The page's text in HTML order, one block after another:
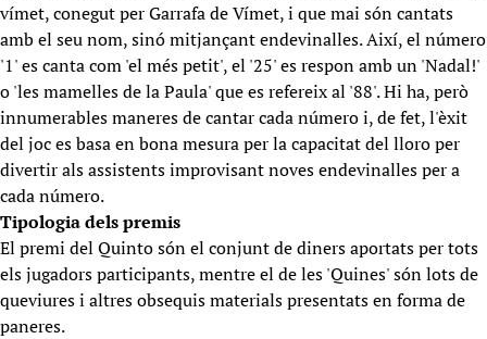
vímet, conegut per Garrafa de Vímet, i que mai són cantats
amb el seu nom, sinó mitjançant endevinalles. Així, el número
'1' es canta com 'el més petit', el '25' es respon amb un 'Nadal!'
o 'les mamelles de la Paula' que es refereix al '88'. Hi ha, però
innumerables maneres de cantar cada número i, de fet, l'èxit
del joc es basa en bona mesura per la capacitat del lloro per
divertir als assistents improvisant noves endevinalles per a
cada número.
Tipologia dels premis
El premi del Quinto són el conjunt de diners aportats per tots
els jugadors participants, mentre el de les 'Quines' són lots de
queviures i altres obsequis materials presentats en forma de
paneres.